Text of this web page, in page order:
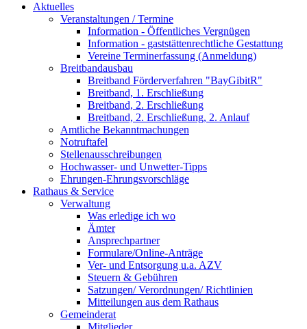
Aktuelles
Veranstaltungen / Termine
Information - Öffentliches Vergnügen
Information - gaststättenrechtliche Gestattung
Vereine Terminerfassung (Anmeldung)
Breitbandausbau
Breitband Förderverfahren "BayGibitR"
Breitband, 1. Erschließung
Breitband, 2. Erschließung
Breitband, 2. Erschließung, 2. Anlauf
Amtliche Bekanntmachungen
Notruftafel
Stellenausschreibungen
Hochwasser- und Unwetter-Tipps
Ehrungen-Ehrungsvorschläge
Rathaus & Service
Verwaltung
Was erledige ich wo
Ämter
Ansprechpartner
Formulare/Online-Anträge
Ver- und Entsorgung u.a. AZV
Steuern & Gebühren
Satzungen/ Verordnungen/ Richtlinien
Mitteilungen aus dem Rathaus
Gemeinderat
Mitglieder